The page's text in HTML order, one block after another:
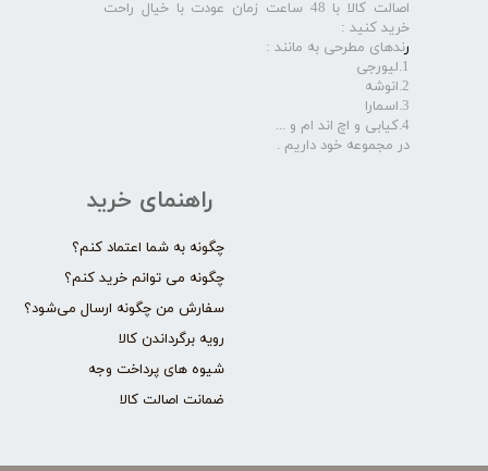
راهنمای خرید
چگونه به شما اعتماد کنم؟
چگونه می توانم خرید کنم؟
سفارش من چگونه ارسال می‌شود؟
رویه برگرداندن کالا
شیوه های پرداخت وجه
ضمانت اصالت کالا
اصالت کالا با 48 ساعت زمان عودت با خیال راحت
خرید کنید :
رندهای مطرحی به مانند :
1.لیورجی
2.انوشه
3.اسمارا
4.کیابی و اچ اند ام و ...
در مجموعه خود داریم .​​​​​​​